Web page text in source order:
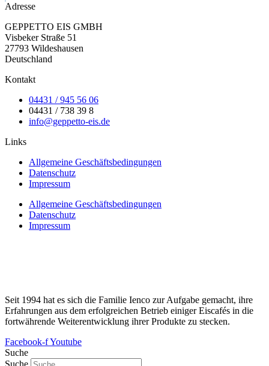
Adresse
GEPPETTO EIS GMBH
Visbeker Straße 51
27793 Wildeshausen
Deutschland
Kontakt
04431 / 945 56 06
04431 / 738 39 8
info@geppetto-eis.de
Links
Allgemeine Geschäftsbedingungen
Datenschutz
Impressum
Allgemeine Geschäftsbedingungen
Datenschutz
Impressum
Seit 1994 hat es sich die Familie Ienco zur Aufgabe gemacht, ihre
Erfahrungen aus dem erfolgreichen Betrieb einiger Eiscafés in die
fortwährende Weiterentwicklung ihrer Produkte zu stecken.
Facebook-fYoutube
Suche
Suche